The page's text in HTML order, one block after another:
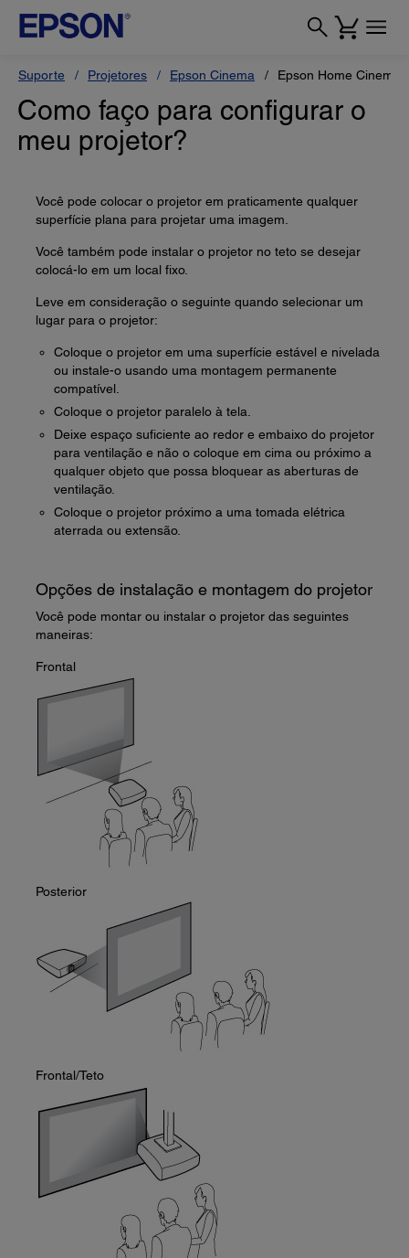
Suporte Projetores Epson Cinema Epson Home Cinema
Como faço para configurar o
meu projetor?
Você pode colocar o projetor em praticamente qualquer
superfície plana para projetar uma imagem.
Você também pode instalar o projetor no teto se desejar
colocá-lo em um local fixo.
Leve em consideração o seguinte quando selecionar um
lugar para o projetor:
Coloque o projetor em uma superfície estável e nivelada
ou instale-o usando uma montagem permanente
compatível.
Coloque o projetor paralelo à tela.
Deixe espaço suficiente ao redor e embaixo do projetor
para ventilação e não o coloque em cima ou próximo a
qualquer objeto que possa bloquear as aberturas de
ventilação.
Coloque o projetor próximo a uma tomada elétrica
aterrada ou extensão.
Opções de instalação e montagem do projetor
Você pode montar ou instalar o projetor das seguintes
maneiras:
Frontal
Posterior
Frontal/Teto